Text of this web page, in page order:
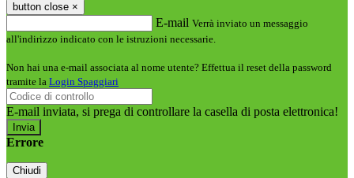
button close ×
E-mail Verrà inviato un messaggio
all'indirizzo indicato con le istruzioni necessarie.
Non hai una e-mail associata al nome utente? Effettua il reset della password
tramite la Login Spaggiari
E-mail inviata, si prega di controllare la casella di posta elettronica!
Errore
Chiudi